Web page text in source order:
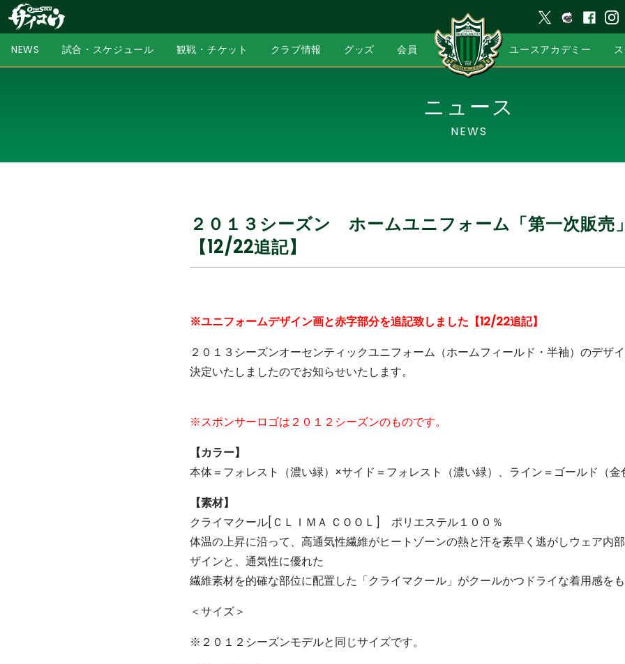
NEWS 試合・スケジュール 観戦・チケット クラブ情報 グッズ 会員 ユースアカデミー
ニュース
NEWS
２０１３シーズン ホームユニフォーム「第一次販売
【12/22追記】
※ユニフォームデザイン画と赤字部分を追記致しました【12/22追記】
２０１３シーズンオーセンティックユニフォーム（ホームフィールド・半袖）のデザ
決定いたしましたのでお知らせいたします。
※スポンサーロゴは２０１２シーズンのものです。
【カラー】
本体＝フォレスト（濃い緑）×サイド＝フォレスト（濃い緑）、ライン＝ゴールド（金
【素材】
クライマクール[ＣＬＩＭＡ ＣＯＯＬ] ポリエステル１００％
体温の上昇に沿って、高通気性繊維がヒートゾーンの熱と汗を素早く逃がしウェア内
ザインと、通気性に優れた
繊維素材を的確な部位に配置した「クライマクール」がクールかつドライな着用感をも
＜サイズ＞
※２０１２シーズンモデルと同じサイズです。